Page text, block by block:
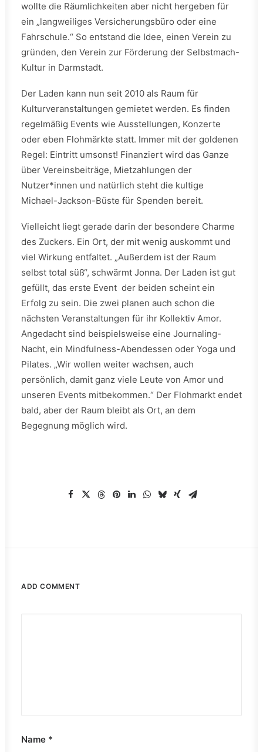
wollte die Räumlichkeiten aber nicht hergeben für
ein „langweiliges Versicherungsbüro oder eine
Fahrschule.“ So entstand die Idee, einen Verein zu
gründen, den Verein zur Förderung der Selbstmach-
Kultur in Darmstadt.
Der Laden kann nun seit 2010 als Raum für
Kulturveranstaltungen gemietet werden. Es finden
regelmäßig Events wie Ausstellungen, Konzerte
oder eben Flohmärkte statt. Immer mit der goldenen
Regel: Eintritt umsonst! Finanziert wird das Ganze
über Vereinsbeiträge, Mietzahlungen der
Nutzer*innen und natürlich steht die kultige
Michael-Jackson-Büste für Spenden bereit.
Vielleicht liegt gerade darin der besondere Charme
des Zuckers. Ein Ort, der mit wenig auskommt und
viel Wirkung entfaltet. „Außerdem ist der Raum
selbst total süß“, schwärmt Jonna. Der Laden ist gut
gefüllt, das erste Event der beiden scheint ein
Erfolg zu sein. Die zwei planen auch schon die
nächsten Veranstaltungen für ihr Kollektiv Amor.
Angedacht sind beispielsweise eine Journaling-
Nacht, ein Mindfulness-Abendessen oder Yoga und
Pilates. „Wir wollen weiter wachsen, auch
persönlich, damit ganz viele Leute von Amor und
unseren Events mitbekommen.“ Der Flohmarkt endet
bald, aber der Raum bleibt als Ort, an dem
Begegnung möglich wird.
ADD COMMENT
Name *